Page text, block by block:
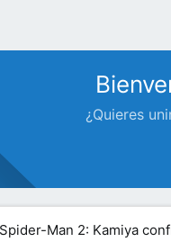
¿Quieres
Man 2: Kamiya